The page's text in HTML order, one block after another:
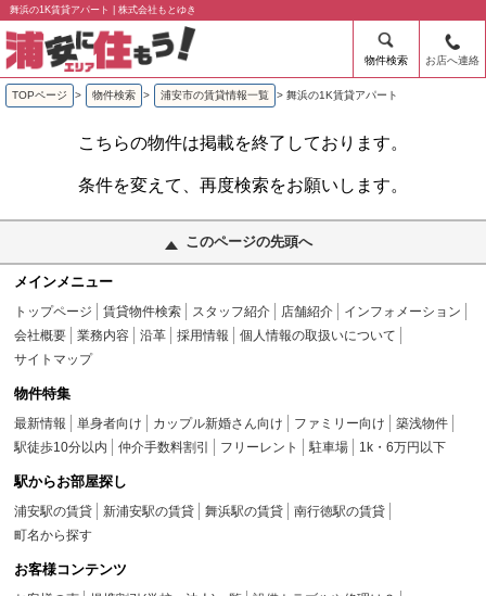
舞浜の1K賃貸アパート | 株式会社もとゆき
物件検索 お店へ連絡
TOPページ > 物件検索 > 浦安市の賃貸情報一覧 > 舞浜の1K賃貸アパート
こちらの物件は掲載を終了しております。
条件を変えて、再度検索をお願いします。
このページの先頭へ
メインメニュー
トップページ 賃貸物件検索 スタッフ紹介 店舗紹介
インフォメーション
会社概要
業務内容 沿革 採用情報
個人情報の取扱いについて
サイトマップ
物件特集
最新情報 単身者向け カップル新婚さん向け ファミリー向け
築浅物件
駅徒歩10分以内
仲介手数料割引 フリーレント 駐車場 1k・6万円以下
駅からお部屋探し
浦安駅の賃貸 新浦安駅の賃貸 舞浜駅の賃貸
南行徳駅の賃貸
町名から探す
お客様コンテンツ